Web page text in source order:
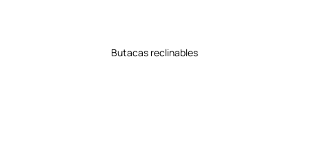
butacas reclinables